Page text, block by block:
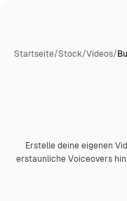
Startseite/Stock/Videos/
Premium
Erstelle deine eigenen
erstaunliche Voiceovers